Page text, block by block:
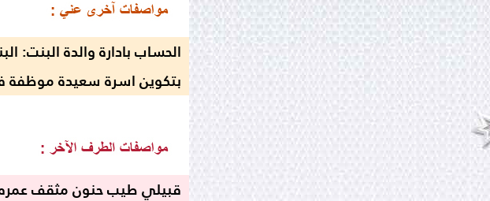
الحساب بادارة والدة
بتكوين اسرة سعيدة